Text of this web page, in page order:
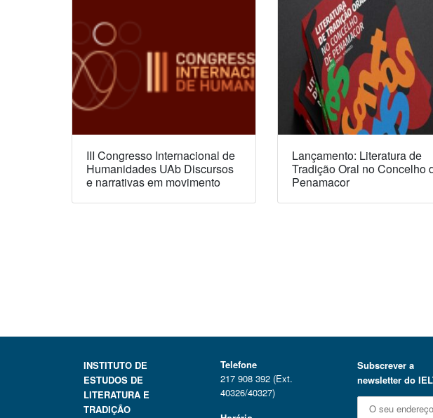
III Congresso Internacional de
Humanidades UAb Discursos
e narrativas em movimento
Lançamento: Literatura de
Tradição Oral no Concelho
Penamacor
INSTITUTO DE
ESTUDOS DE
LITERATURA E
TRADIÇÃO
Telefone
217 908 392 (Ext.
40326/40327)
Subscrever a
newsletter do